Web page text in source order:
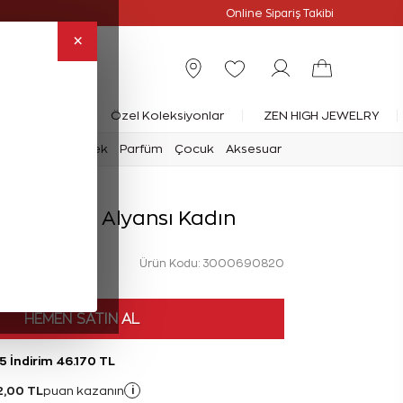
×
Online Sipariş Takibi
Yüzük Özel Koleksiyonlar ZEN HIGH JEWELRY
Erkek Parfüm Çocuk Aksesuar
Evlilik Alyansı Kadın
Ürün Kodu: 3000690820
HEMEN SATIN AL
İndirim 46.170 TL
TL puan kazanın i